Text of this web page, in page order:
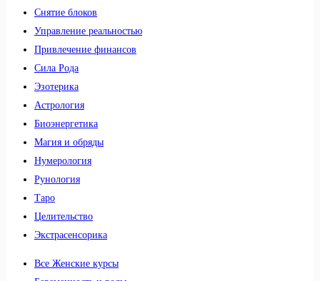
Снятие блоков
Управление реальностью
Привлечение финансов
Сила Рода
Эзотерика
Астрология
Биоэнергетика
Магия и обряды
Нумерология
Рунология
Таро
Целительство
Экстрасенсорика
Все Женские курсы